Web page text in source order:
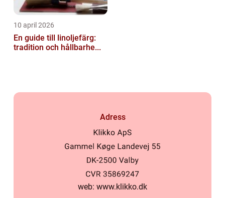
10 april 2026
En guide till linoljefärg:
tradition och hållbarhe...
Adress
web: www.klikko.dk